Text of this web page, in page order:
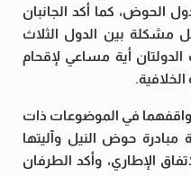
الحوض، كما أكد الجانبان
مشكلة بين الدول الثلاث
أية مساعي لإقحام
مواقفهما في الموضوعات ذات
حوض النيل وآليتها
الإطاري، وأكد الطرفان